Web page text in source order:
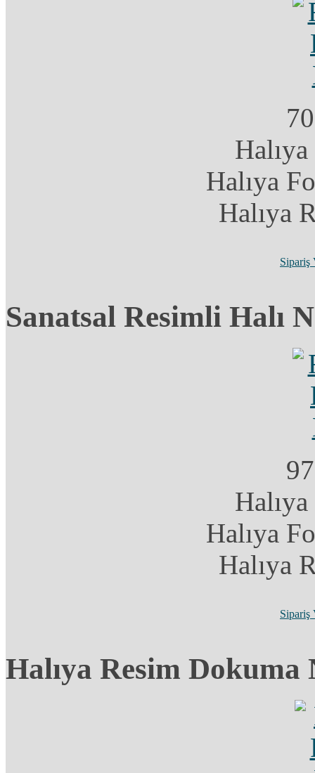
Halıya
Halıya
Sipariş
Sanatsal Resimli Halı
Halıya
Halıya
Sipariş
Halıya Resim Dokuma